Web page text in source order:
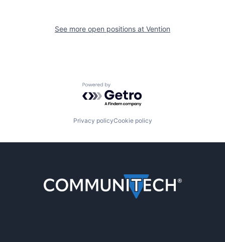
See more open positions at Vention
Powered by Getro.com
Privacy policyCookie policy